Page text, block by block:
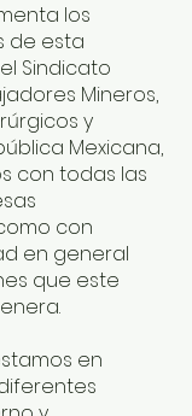
los
de esta
Sindicato
Mineros,
y
Mexicana,
con todas las
con
en general
que este
en